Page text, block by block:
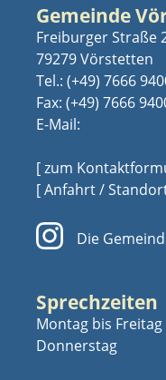
Gemeinde
Freiburger Straße
79279 Vörstetten
Tel.: (+49) 7666
Fax: (+49) 7666
E-Mail:
[ zum
[ Anfahrt /
Die
Sprechzeiten
Montag bis Freitag
Donnerstag